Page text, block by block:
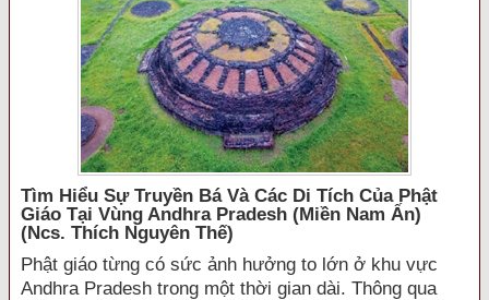
Tìm Hiểu Sự Truyền Bá Và Các Di Tích Của Phật
Giáo Tại Vùng Andhra Pradesh (miền Nam Ấn)
(ncs. Thích Nguyên Thế)
Phật giáo từng có sức ảnh hưởng to lớn ở khu vực
Andhra Pradesh trong một thời gian dài. Thông qua